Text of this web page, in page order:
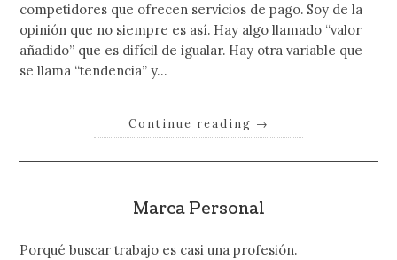
competidores que ofrecen servicios de pago. Soy de la
opinión que no siempre es así. Hay algo llamado “valor
añadido” que es difícil de igualar. Hay otra variable que
se llama “tendencia” y…
Continue reading →
Marca Personal
Porqué buscar trabajo es casi una profesión.